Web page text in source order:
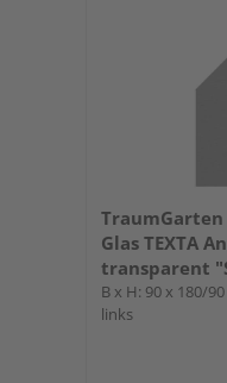
Glas TEXTA
transparent
B x H: 90 x 180/
links